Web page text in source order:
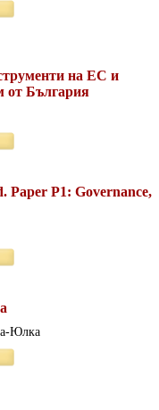
на ЕС и
от България
Paper P1: Governance,
Юлка